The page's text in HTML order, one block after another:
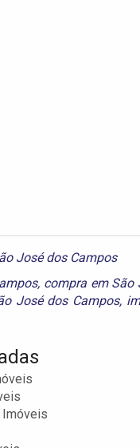
José dos Campos
, compra em São
José dos Campos,
Imóveis